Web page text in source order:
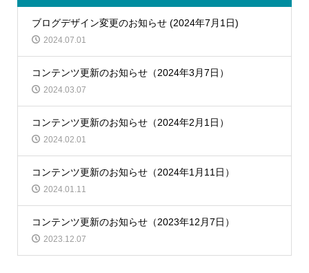
ブログデザイン変更のお知らせ (2024年7月1日)
2024.07.01
コンテンツ更新のお知らせ（2024年3月7日）
2024.03.07
コンテンツ更新のお知らせ（2024年2月1日）
2024.02.01
コンテンツ更新のお知らせ（2024年1月11日）
2024.01.11
コンテンツ更新のお知らせ（2023年12月7日）
2023.12.07